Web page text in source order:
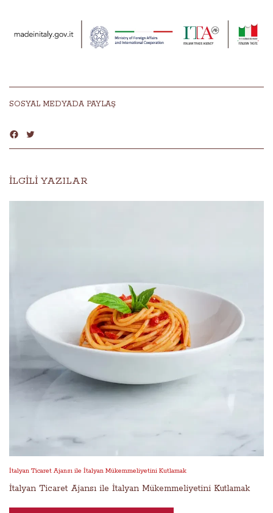
SOSYAL MEDYADA PAYLAŞ
İLGİLİ YAZILAR
İtalyan Ticaret Ajansı ile İtalyan Mükemmeliyetini Kutlamak
İtalyan Ticaret Ajansı ile İtalyan Mükemmeliyetini Kutlamak